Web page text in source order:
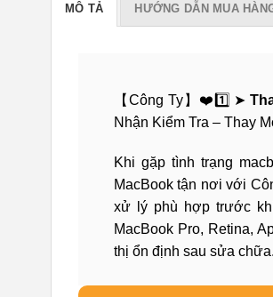
MÔ TẢ HƯỚNG DẪN MUA
【Công Ty】❤️1️⃣ ➤
Nhận Kiểm Tra – Thay
Khi gặp tình trạng
MacBook tận nơi với
xử lý phù hợp trước
MacBook Pro, Retina,
thị ổn định sau sửa chữa.